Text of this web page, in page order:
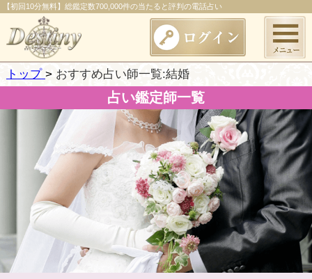
【初回10分無料】総鑑定数700,000件の当たると評判の電話占い
トップ おすすめ占い師一覧:結婚
占い鑑定師一覧